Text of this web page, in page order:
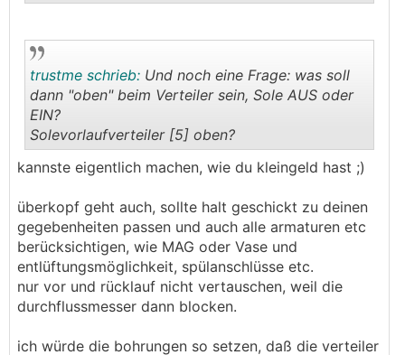
..
..
trustme schrieb: Und noch eine Frage: was soll
dann "oben" beim Verteiler sein, Sole AUS oder
EIN?
Solevorlaufverteiler [5] oben?
kannste eigentlich machen, wie du kleingeld hast ;)
überkopf geht auch, sollte halt geschickt zu deinen
gegebenheiten passen und auch alle armaturen etc
berücksichtigen, wie MAG oder Vase und
entlüftungsmöglichkeit, spülanschlüsse etc.
nur vor und rücklauf nicht vertauschen, weil die
durchflussmesser dann blocken.
ich würde die bohrungen so setzen, daß die verteiler